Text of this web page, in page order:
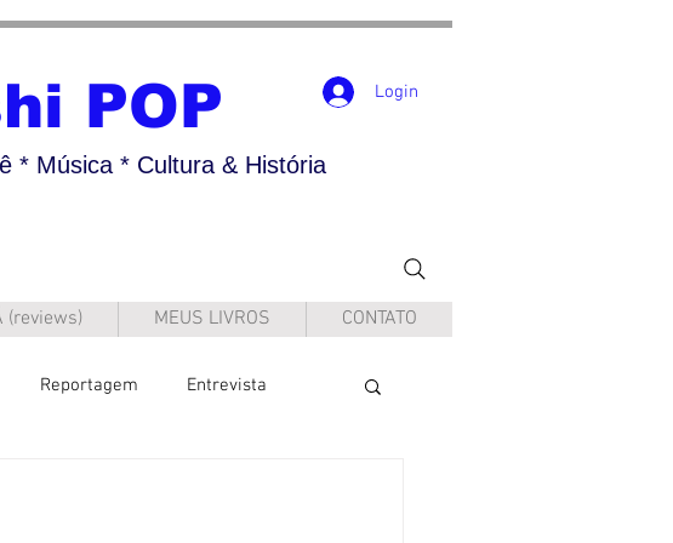
POP
* Música * Cultura & História
Login
(reviews) MEUS LIVROS CONTATO
Reportagem Entrevista